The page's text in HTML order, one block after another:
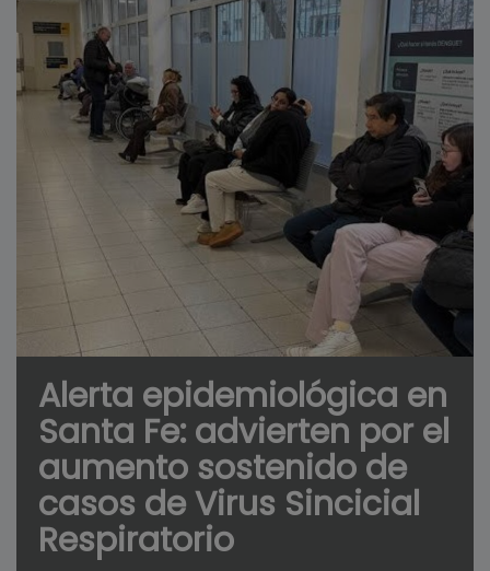
Alerta epidemiológica en
Santa Fe: advierten por el
aumento sostenido de
casos de Virus Sincicial
Respiratorio